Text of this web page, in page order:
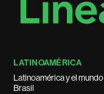
LATINOAMÉRICA
Latinoamérica y el mundo
Brasil